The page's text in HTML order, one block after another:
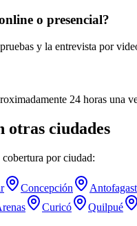
o presencial?
y la entrevista por
24 horas una
otras ciudades
por ciudad:
Concepción
Curicó Quilpué